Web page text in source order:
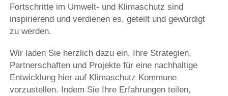
Fortschritte im Umwelt- und Klimaschutz sind
inspirierend und verdienen es, geteilt und gewürdigt
zu werden.
Wir laden Sie herzlich dazu ein, Ihre Strategien,
Partnerschaften und Projekte für eine nachhaltige
Entwicklung hier auf Klimaschutz Kommune
vorzustellen. Indem Sie Ihre Erfahrungen teilen,